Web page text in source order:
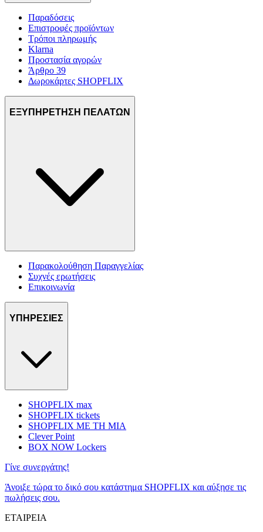
τοποθεσίας μας στους συνεργάτες μέσων κοινωνικής
δικτύωσης, διαφημίσεων και ανάλυσης.
Παραδόσεις
Επιστροφές προϊόντων
Τρόποι πληρωμής
Klarna
Προστασία αγορών
Άρθρο 39
Δωροκάρτες SHOPFLIX
ΕΞΥΠΗΡΕΤΗΣΗ ΠΕΛΑΤΩΝ
Παρακολούθηση Παραγγελίας
Συχνές ερωτήσεις
Επικοινωνία
ΥΠΗΡΕΣΙΕΣ
SHOPFLIX max
SHOPFLIX tickets
SHOPFLIX ΜΕ ΤΗ ΜΙΑ
Clever Point
BOX NOW Lockers
Γίνε συνεργάτης!
Άνοιξε τώρα το δικό σου κατάστημα SHOPFLIX και αύξησε τις
πωλήσεις σου.
ΕΤΑΙΡΕΙΑ